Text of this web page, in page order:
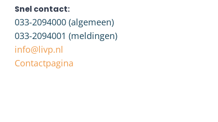
Snel contact:
033-2094000 (algemeen)
033-2094001 (meldingen)
info@livp.nl
Contactpagina